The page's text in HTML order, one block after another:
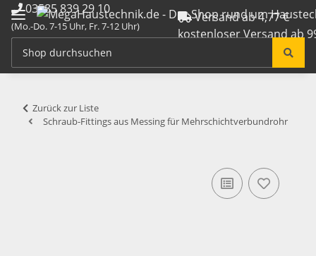
03585 839 29 10
(Mo.-Do. 7-15 Uhr, Fr. 7-12 Uhr)
info@megahaustechnik.de
Versand ab 4,77 €
kostenloser Versand ab
Zurück zur Liste
Schraub-Fittings aus Messing für Mehrschichtverbundrohr